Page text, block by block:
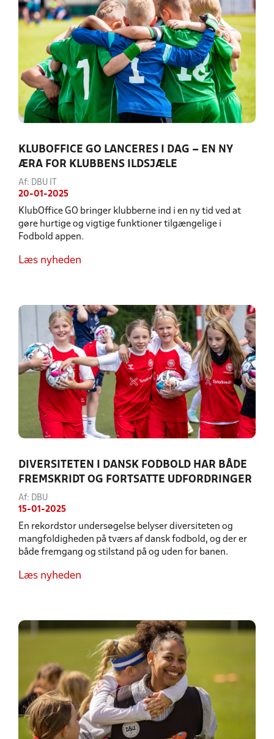
KLUBOFFICE GO LANCERES I DAG – EN NY
ÆRA FOR KLUBBENS ILDSJÆLE
Af: DBU IT
20-01-2025
KlubOffice GO bringer klubberne ind i en ny tid ved at
gøre hurtige og vigtige funktioner tilgængelige i
Fodbold appen.
Læs nyheden
DIVERSITETEN I DANSK FODBOLD HAR BÅDE
FREMSKRIDT OG FORTSATTE UDFORDRINGER
Af: DBU
15-01-2025
En rekordstor undersøgelse belyser diversiteten og
mangfoldigheden på tværs af dansk fodbold, og der er
både fremgang og stilstand på og uden for banen.
Læs nyheden